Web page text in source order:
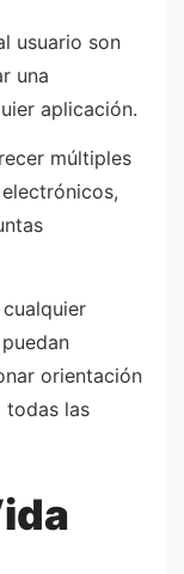
usuario son
una
aplicación.
múltiples
orientación
todas las